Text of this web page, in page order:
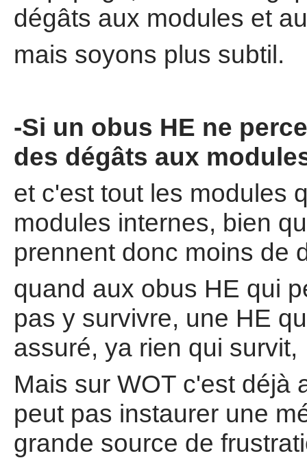
dégâts aux modules et
mais soyons plus subtil.
-Si un obus HE ne
des dégâts aux
et c'est tout les modules
modules internes, bien
prennent donc moins de
quand aux obus HE qui
pas y survivre, une HE
assuré, ya rien qui survit,
Mais sur WOT c'est déjà
peut pas instaurer une
grande source de